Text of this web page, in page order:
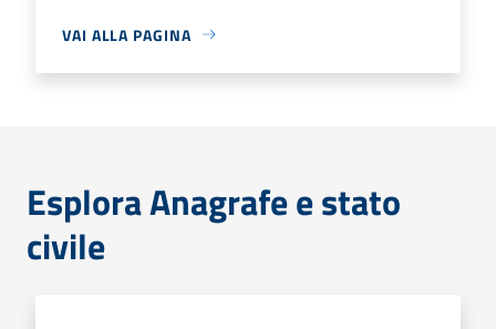
VAI ALLA PAGINA
Esplora Anagrafe e stato
civile